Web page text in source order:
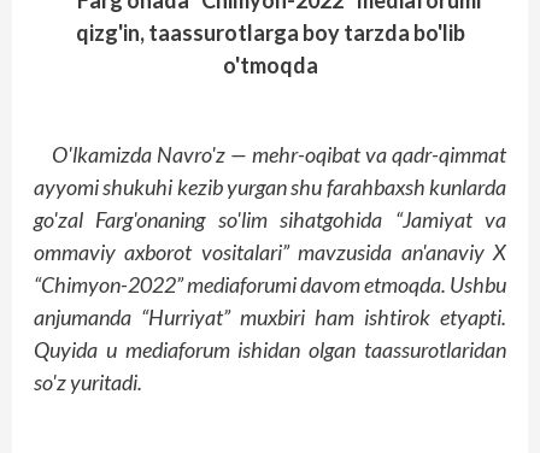
qizg'in, taassurotlarga boy tarzda bo'lib
o'tmoqda
O'lkamizda Navro'z — mehr-oqibat va qadr-qimmat
ayyomi shukuhi kezib yurgan shu farahbaxsh kunlarda
go'zal Farg'onaning so'lim sihatgohida “Jamiyat va
ommaviy axborot vositalari” mavzusida an'anaviy X
“Chimyon-2022” mediaforumi davom etmoqda. Ushbu
anjumanda “Hurriyat” muxbiri ham ishtirok etyapti.
Quyida u mediaforum ishidan olgan taassurotlaridan
so'z yuritadi.